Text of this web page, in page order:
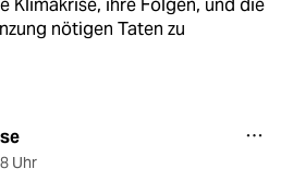
Klimakrise, ihre Folgen, und die
nötigen Taten zu
Uhr